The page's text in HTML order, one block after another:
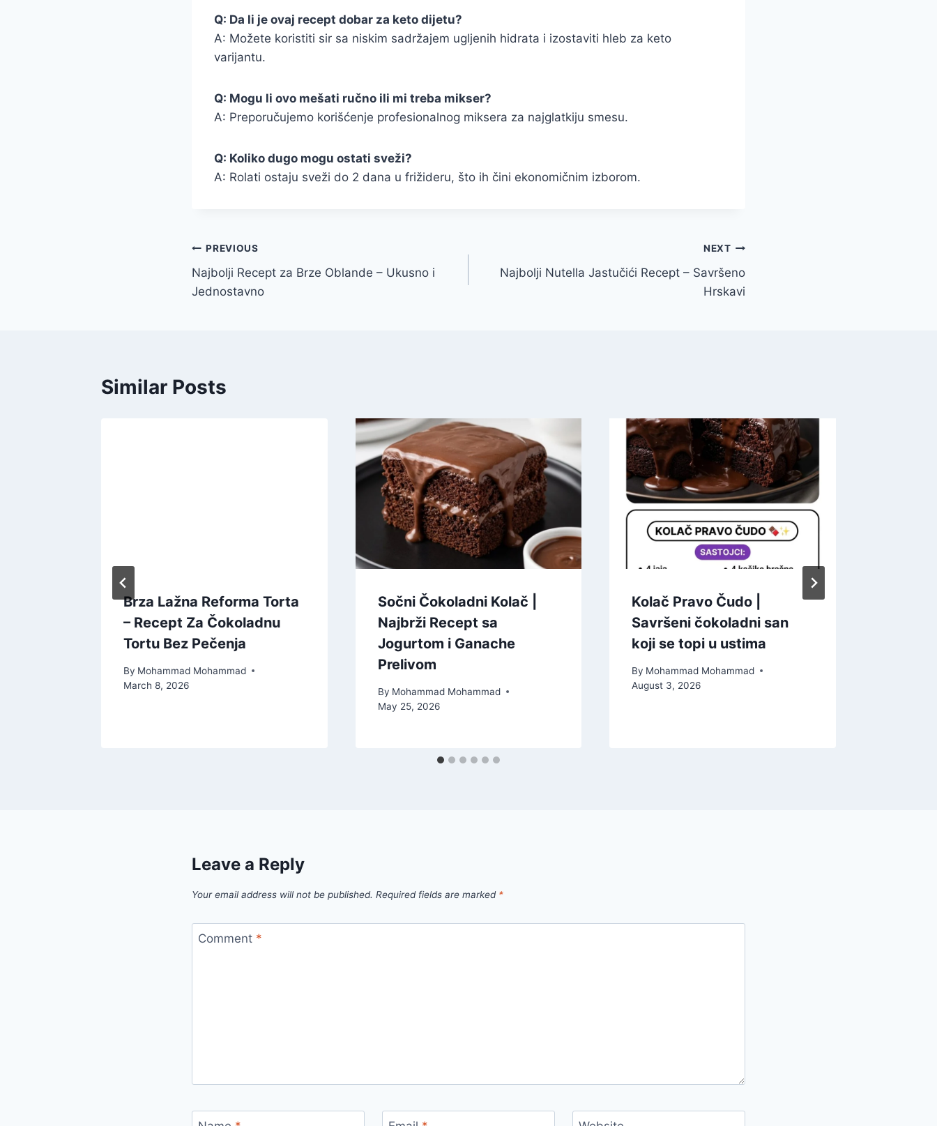
Q: Da li je ovaj recept dobar za keto dijetu?
A: Možete koristiti sir sa niskim sadržajem ugljenih hidrata i izostaviti hleb za keto
varijantu.
Q: Mogu li ovo mešati ručno ili mi treba mikser?
A: Preporučujemo korišćenje profesionalnog miksera za najglatkiju smesu.
Q: Koliko dugo mogu ostati sveži?
A: Rolati ostaju sveži do 2 dana u frižideru, što ih čini ekonomičnim izborom.
Post
navigation
PREVIOUS
Najbolji Recept za Brze Oblande – Ukusno i
Jednostavno
NEXT
Najbolji Nutella Jastučići Recept – Savršeno
Hrskavi
Similar Posts
Brza Lažna Reforma Torta
– Recept Za Čokoladnu
Tortu Bez Pečenja
By Mohammad Mohammad
March 8, 2026
Sočni Čokoladni Kolač |
Najbrži Recept sa
Jogurtom i Ganache
Prelivom
By Mohammad Mohammad
May 25, 2026
Kolač Pravo Čudo |
Savršeni čokoladni san
koji se topi u ustima
By Mohammad Mohammad
August 3, 2026
Leave a Reply
Your email address will not be published. Required fields are marked *
Comment *